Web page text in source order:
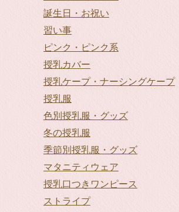
誕生日・お祝い
習い事
ピンク・ピンク系
授乳カバー
授乳ケープ・ナーシングケープ
授乳服
色別授乳服・グッズ
冬の授乳服
季節別授乳服・グッズ
マタニティウェア
授乳口つきワンピース
ストライプ